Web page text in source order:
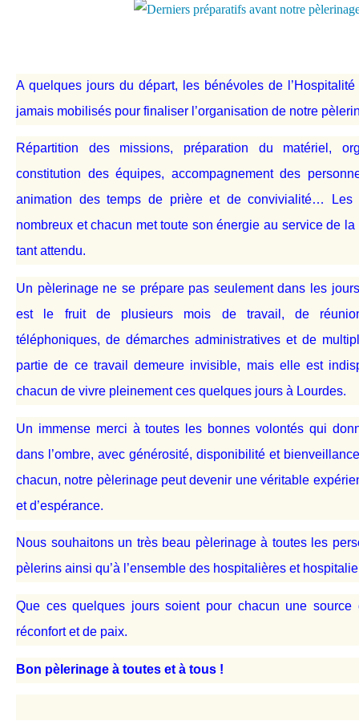
A quelques jours du départ, les bénévoles de
jamais mobilisés pour finaliser l’organisation de notre pèle
Répartition des missions, préparation du matériel,
constitution des équipes, accompagnement des
animation des temps de prière et de convivialité… Les
nombreux et chacun met toute son énergie au service de
tant attendu.
Un pèlerinage ne se prépare pas seulement dans les
est le fruit de plusieurs mois de travail, de
téléphoniques, de démarches administratives et de
partie de ce travail demeure invisible, mais elle est
chacun de vivre pleinement ces quelques jours à Lourdes.
Un immense merci à toutes les bonnes volontés qui
dans l’ombre, avec générosité, disponibilité et
chacun, notre pèlerinage peut devenir une véritable
et d’espérance.
Nous souhaitons un très beau pèlerinage à toutes les
pèlerins ainsi qu’à l’ensemble des hospitalières et
Que ces quelques jours soient pour chacun une
réconfort et de paix.
Bon pèlerinage à toutes et à tous !